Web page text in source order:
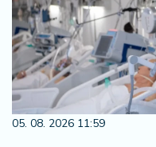
05. 08. 2026 11:59